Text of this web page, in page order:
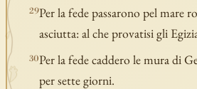
29Per la fede passarono pel mare
asciutta: al che provatisi gli
30Per la fede caddero le mura di
per sette giorni.